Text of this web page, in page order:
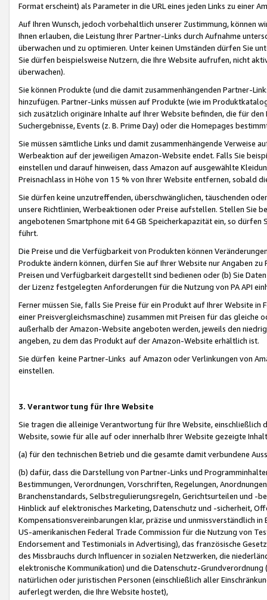
Format erscheint) als Parameter in die URL eines jeden Links zu einer
Auf Ihren Wunsch, jedoch vorbehaltlich unserer Zustimmung, können
Ihnen erlauben, die Leistung Ihrer Partner-Links durch Aufnahme
überwachen und zu optimieren. Unter keinen Umständen dürfen Sie
Sie dürfen beispielsweise Nutzern, die Ihre Website aufrufen, nicht
überwachen).
Sie können Produkte (und die damit zusammenhängenden Partner-
hinzufügen. Partner-Links müssen auf Produkte (wie im
sich zusätzlich originäre Inhalte auf Ihrer Website befinden, die für
Suchergebnisse, Events (z. B. Prime Day) oder die Homepages
Sie müssen sämtliche Links und damit zusammenhängende
Werbeaktion auf der jeweiligen Amazon-Website endet. Falls Sie
einstellen und darauf hinweisen, dass Amazon auf ausgewählte
Preisnachlass in Höhe von 15 % von Ihrer Website entfernen, sobald
Sie dürfen keine unzutreffenden, überschwänglichen, täuschenden
unsere Richtlinien, Werbeaktionen oder Preise aufstellen. Stellen Sie
angebotenen Smartphone mit 64 GB Speicherkapazität ein, so dürfen
führt.
Die Preise und die Verfügbarkeit von Produkten können
Produkte ändern können, dürfen Sie auf Ihrer Website nur Angaben
Preisen und Verfügbarkeit dargestellt sind bedienen oder (b) Sie
der Lizenz festgelegten Anforderungen für die Nutzung von PA API
Ferner müssen Sie, falls Sie Preise für ein Produkt auf Ihrer Website
einer Preisvergleichsmaschine) zusammen mit Preisen für das
außerhalb der Amazon-Website angeboten werden, jeweils den
angeben, zu dem das Produkt auf der Amazon-Website erhältlich ist.
Sie dürfen keine Partner-Links auf Amazon oder Verlinkungen von
einstellen.
3. Verantwortung für Ihre Website
Sie tragen die alleinige Verantwortung für Ihre Website,
Website, sowie für alle auf oder innerhalb Ihrer Website gezeigte
(a) für den technischen Betrieb und die gesamte damit verbundene
(b) dafür, dass die Darstellung von Partner-Links und
Bestimmungen, Verordnungen, Vorschriften, Regelungen,
Branchenstandards, Selbstregulierungsregeln, Gerichtsurteilen und -
Hinblick auf elektronisches Marketing, Datenschutz und -sicherheit,
Kompensationsvereinbarungen klar, präzise und unmissverständlich
US-amerikanischen Federal Trade Commission für die Nutzung von
Endorsement and Testimonials in Advertising), das französische
des Missbrauchs durch Influencer in sozialen Netzwerken, die
elektronische Kommunikation) und die Datenschutz-
natürlichen oder juristischen Personen (einschließlich aller
auferlegt werden, die Ihre Website hostet),